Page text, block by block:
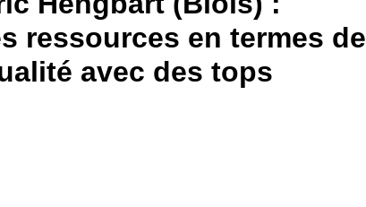
ressources en termes de
avec des tops